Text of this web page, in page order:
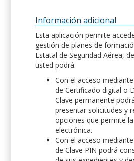
Información adicional
Esta aplicación permite
gestión de planes de
Estatal de Seguridad Aérea,
usted podrá:
Con el acceso
de Certificado digital o
Clave permanente
presentar solicitudes y
opciones que permite
electrónica.
Con el acceso
de Clave PIN podrá